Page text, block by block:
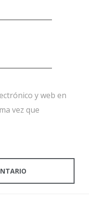
y web en
vez que